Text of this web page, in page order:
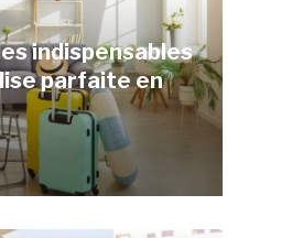
indispensables
parfaite en